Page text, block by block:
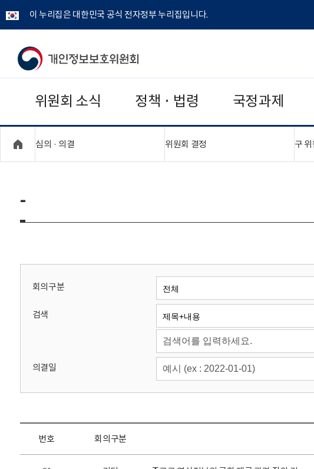
이 누리집은 대한민국 공식 전자정부 누리집입니다.
개
보
보
위
회
위원회 소식 정책 · 법령 국정과제
심의 · 의결 위원회 결정 구 위
-
회의구분
검색
의결일
번호 회의구분